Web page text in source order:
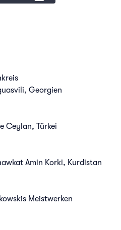
Georgien
Ceylan, Türkei
Amin Korki, Kurdistan
Meistwerken